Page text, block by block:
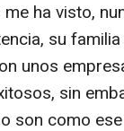
ha visto,
su
unos
sin
son como